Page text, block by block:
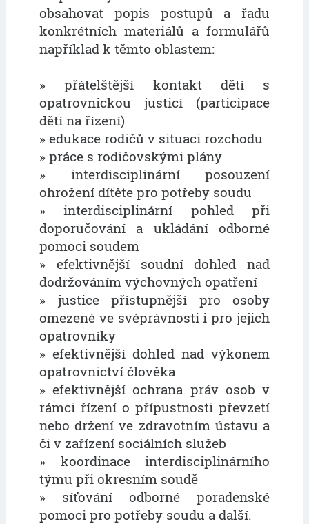
obsahovat popis postupů a řadu
konkrétních materiálů a formulářů
například k těmto oblastem:
» přátelštější kontakt dětí s
opatrovnickou justicí (participace
dětí na řízení)
» edukace rodičů v situaci rozchodu
» práce s rodičovskými plány
» interdisciplinární posouzení
ohrožení dítěte pro potřeby soudu
» interdisciplinární pohled při
doporučování a ukládání odborné
pomoci soudem
» efektivnější soudní dohled nad
dodržováním výchovných opatření
» justice přístupnější pro osoby
omezené ve svéprávnosti i pro jejich
opatrovníky
» efektivnější dohled nad výkonem
opatrovnictví člověka
» efektivnější ochrana práv osob v
rámci řízení o přípustnosti převzetí
nebo držení ve zdravotním ústavu a
či v zařízení sociálních služeb
» koordinace interdisciplinárního
týmu při okresním soudě
» síťování odborné poradenské
pomoci pro potřeby soudu a další.